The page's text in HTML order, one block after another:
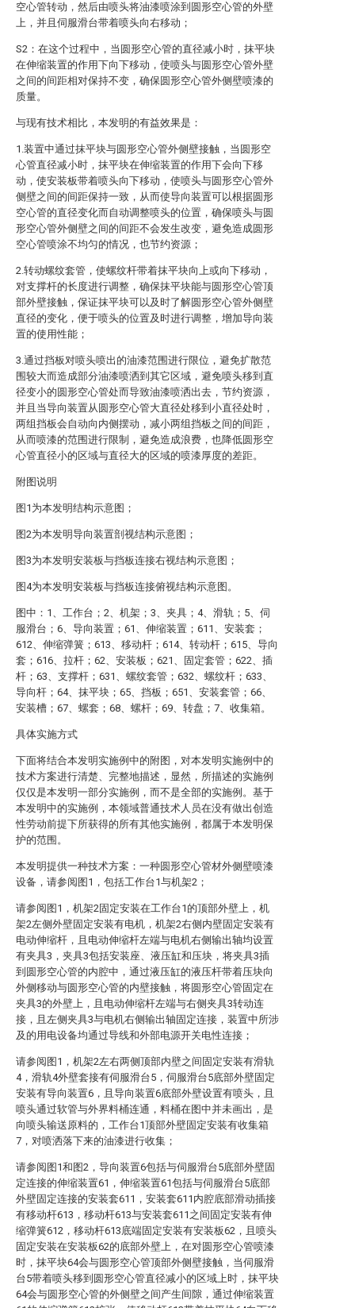
空心管转动，然后由喷头将油漆喷涂到圆形空心管的外壁
上，并且伺服滑台带着喷头向右移动；
S2：在这个过程中，当圆形空心管的直径减小时，抹平块
在伸缩装置的作用下向下移动，使喷头与圆形空心管外壁
之间的间距相对保持不变，确保圆形空心管外侧壁喷漆的
质量。
与现有技术相比，本发明的有益效果是：
1.装置中通过抹平块与圆形空心管外侧壁接触，当圆形空
心管直径减小时，抹平块在伸缩装置的作用下会向下移
动，使安装板带着喷头向下移动，使喷头与圆形空心管外
侧壁之间的间距保持一致，从而使导向装置可以根据圆形
空心管的直径变化而自动调整喷头的位置，确保喷头与圆
形空心管外侧壁之间的间距不会发生改变，避免造成圆形
空心管喷涂不均匀的情况，也节约资源；
2.转动螺纹套管，使螺纹杆带着抹平块向上或向下移动，
对支撑杆的长度进行调整，确保抹平块能与圆形空心管顶
部外壁接触，保证抹平块可以及时了解圆形空心管外侧壁
直径的变化，便于喷头的位置及时进行调整，增加导向装
置的使用性能；
3.通过挡板对喷头喷出的油漆范围进行限位，避免扩散范
围较大而造成部分油漆喷洒到其它区域，避免喷头移到直
径变小的圆形空心管处而导致油漆喷洒出去，节约资源，
并且当导向装置从圆形空心管大直径处移到小直径处时，
两组挡板会自动向内侧摆动，减小两组挡板之间的间距，
从而喷漆的范围进行限制，避免造成浪费，也降低圆形空
心管直径小的区域与直径大的区域的喷漆厚度的差距。
附图说明
图1为本发明结构示意图；
图2为本发明导向装置剖视结构示意图；
图3为本发明安装板与挡板连接右视结构示意图；
图4为本发明安装板与挡板连接俯视结构示意图。
图中：1、工作台；2、机架；3、夹具；4、滑轨；5、伺
服滑台；6、导向装置；61、伸缩装置；611、安装套；
612、伸缩弹簧；613、移动杆；614、转动杆；615、导向
套；616、拉杆；62、安装板；621、固定套管；622、插
杆；63、支撑杆；631、螺纹套管；632、螺纹杆；633、
导向杆；64、抹平块；65、挡板；651、安装套管；66、
安装槽；67、螺套；68、螺杆；69、转盘；7、收集箱。
具体实施方式
下面将结合本发明实施例中的附图，对本发明实施例中的
技术方案进行清楚、完整地描述，显然，所描述的实施例
仅仅是本发明一部分实施例，而不是全部的实施例。基于
本发明中的实施例，本领域普通技术人员在没有做出创造
性劳动前提下所获得的所有其他实施例，都属于本发明保
护的范围。
本发明提供一种技术方案：一种圆形空心管材外侧壁喷漆
设备，请参阅图1，包括工作台1与机架2；
请参阅图1，机架2固定安装在工作台1的顶部外壁上，机
架2左侧外壁固定安装有电机，机架2右侧内壁固定安装有
电动伸缩杆，且电动伸缩杆左端与电机右侧输出轴均设置
有夹具3，夹具3包括安装座、液压缸和压块，将夹具3插
到圆形空心管的内腔中，通过液压缸的液压杆带着压块向
外侧移动与圆形空心管的内壁接触，将圆形空心管固定在
夹具3的外壁上，且电动伸缩杆左端与右侧夹具3转动连
接，且左侧夹具3与电机右侧输出轴固定连接，装置中所涉
及的用电设备均通过导线和外部电源开关电性连接；
请参阅图1，机架2左右两侧顶部内壁之间固定安装有滑轨
4，滑轨4外壁套接有伺服滑台5，伺服滑台5底部外壁固定
安装有导向装置6，且导向装置6底部外壁设置有喷头，且
喷头通过软管与外界料桶连通，料桶在图中并未画出，是
向喷头输送原料的，工作台1顶部外壁固定安装有收集箱
7，对喷洒落下来的油漆进行收集；
请参阅图1和图2，导向装置6包括与伺服滑台5底部外壁固
定连接的伸缩装置61，伸缩装置61包括与伺服滑台5底部
外壁固定连接的安装套611，安装套611内腔底部滑动插接
有移动杆613，移动杆613与安装套611之间固定安装有伸
缩弹簧612，移动杆613底端固定安装有安装板62，且喷头
固定安装在安装板62的底部外壁上，在对圆形空心管喷漆
时，抹平块64会与圆形空心管顶部外侧壁接触，当伺服滑
台5带着喷头移到圆形空心管直径减小的区域上时，抹平块
64会与圆形空心管的外侧壁之间产生间隙，通过伸缩装置